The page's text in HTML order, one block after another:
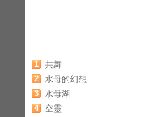
1 共舞
2 水母的幻想
3 水母湖
4 空靈